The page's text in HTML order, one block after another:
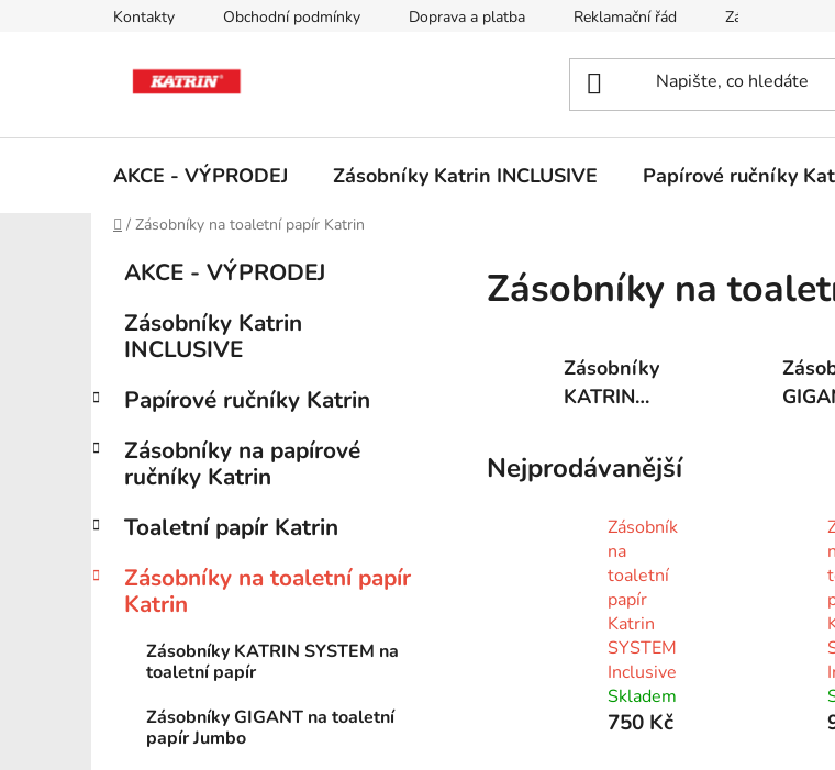
Kontakty Obchodní podmínky Doprava a platba Reklamační řád Zásady
AKCE - VÝPRODEJ Zásobníky Katrin INCLUSIVE Papírové ručníky
Domů
/ Zásobníky na toaletní papír Katrin
a
n
p
n
Přeskočit
kategorie
r
e
AKCE - VÝPRODEJ
Zásobníky Katrin
INCLUSIVE
Papírové ručníky Katrin
Zásobníky na papírové
ručníky Katrin
Toaletní papír Katrin
Zásobníky na toaletní papír
Katrin
Zásobníky KATRIN SYSTEM na
toaletní papír
Zásobníky GIGANT na toaletní
papír Jumbo
Zásobníky na
Zásobníky
KATRIN
toaletní papír
Nejprodávanější
Zásobník
na
toaletní
papír
Katrin
SYSTEM
Inclusive
Skladem
750 Kč